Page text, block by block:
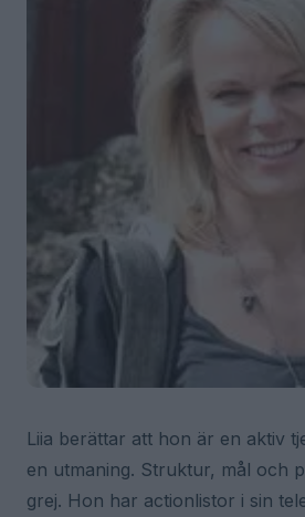
Liia berättar att hon är en aktiv
en utmaning. Struktur, mål och
grej. Hon har actionlistor i sin